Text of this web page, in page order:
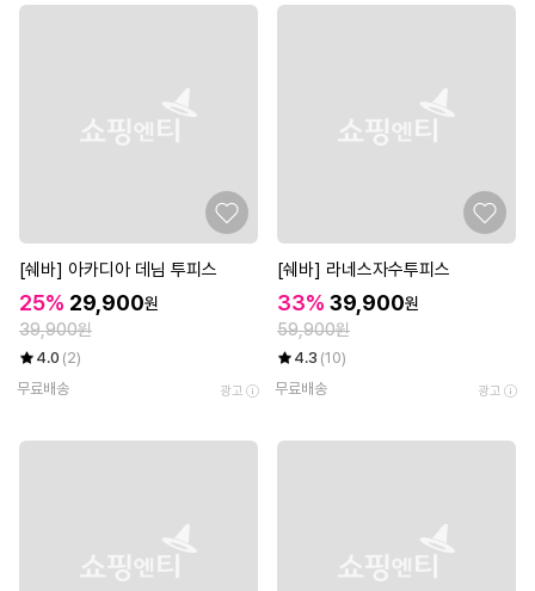
[쉐바] 아카디아 데님 투피스
25% 29,900원
39,900원
4.0 (2)
무료배송
광고
[쉐바] 라네스자수투피스
33% 39,900원
59,900원
4.3 (10)
무료배송
광고